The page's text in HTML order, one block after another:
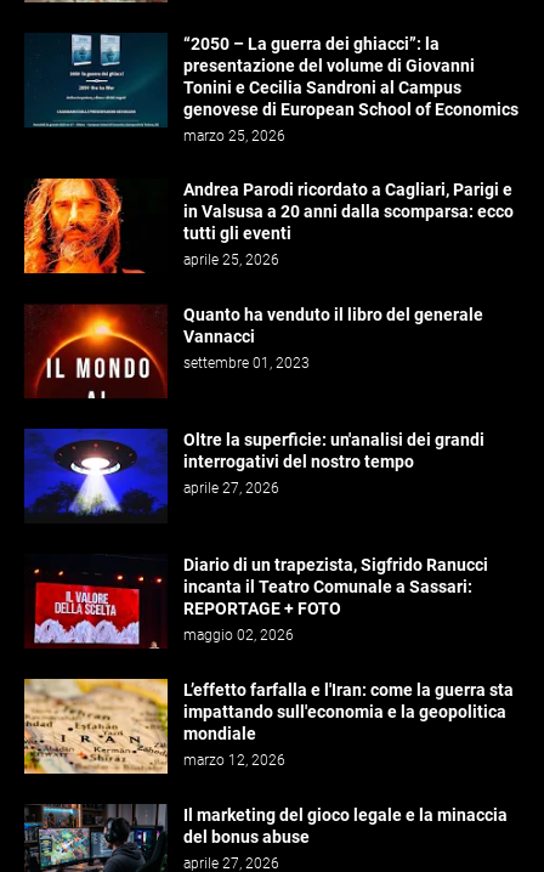
“2050 – La guerra dei ghiacci”: la
presentazione del volume di Giovanni
Tonini e Cecilia Sandroni al Campus
genovese di European School of Economics
marzo 25, 2026
Andrea Parodi ricordato a Cagliari, Parigi e
in Valsusa a 20 anni dalla scomparsa: ecco
tutti gli eventi
aprile 25, 2026
Quanto ha venduto il libro del generale
Vannacci
settembre 01, 2023
Oltre la superficie: un'analisi dei grandi
interrogativi del nostro tempo
aprile 27, 2026
Diario di un trapezista, Sigfrido Ranucci
incanta il Teatro Comunale a Sassari:
REPORTAGE + FOTO
maggio 02, 2026
L’effetto farfalla e l'Iran: come la guerra sta
impattando sull'economia e la geopolitica
mondiale
marzo 12, 2026
Il marketing del gioco legale e la minaccia
del bonus abuse
aprile 27, 2026